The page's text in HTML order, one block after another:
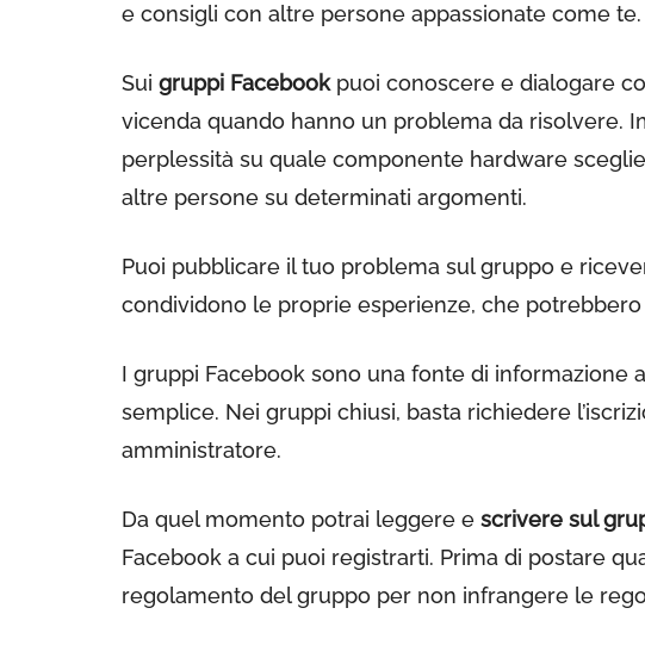
e consigli con altre persone appassionate come te.
Sui gruppi Facebookpuoi conoscere e dialogare
vicenda quando hanno un problema da risolvere.
perplessità su quale componente hardware
altre persone su determinati argomenti.
Puoi pubblicare il tuo problema sul gruppo e
condividono le proprie esperienze, che
I gruppi Facebook sono una fonte di informazione
semplice. Nei gruppi chiusi, basta richiedere
amministratore.
Da quel momento potrai leggere e scrivere sul
Facebook a cui puoi registrarti. Prima di postare
regolamento del gruppo per non infrangere le